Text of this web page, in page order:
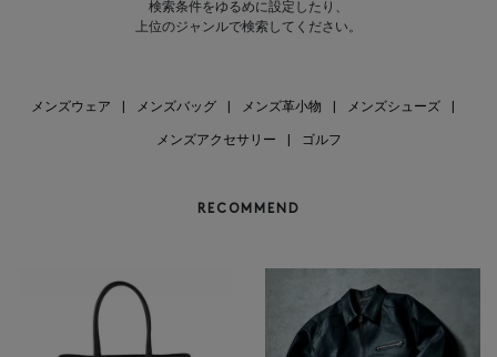
検索条件をゆるめに設定したり、
上位のジャンルで検索してください。
メンズウェア メンズバッグ メンズ革小物 メンズシューズ
メンズアクセサリー ゴルフ
RECOMMEND